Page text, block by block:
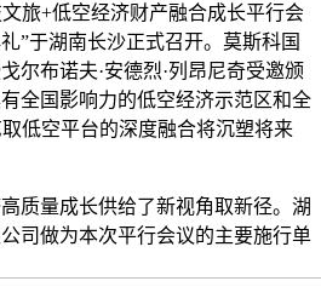
旅+低空经济财产融合成长平行会
”于湖南长沙正式召开。莫斯科国
尔布诺夫·安德烈·列昂尼奇受邀颁
全国影响力的低空经济示范区和全
低空平台的深度融合将沉塑将来
量成长供给了新视角取新径。湖
司做为本次平行会议的主要施行单